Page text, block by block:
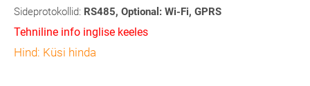
Sideprotokollid: RS485, Optional: Wi-Fi, GPRS
Tehniline info inglise keeles
Hind: Küsi hinda